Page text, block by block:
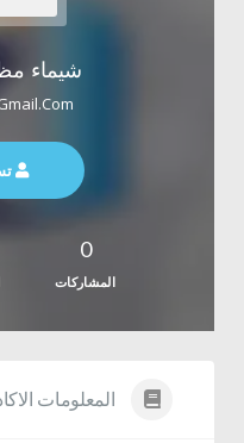
شيماء
0
المشاركات
المعلومات